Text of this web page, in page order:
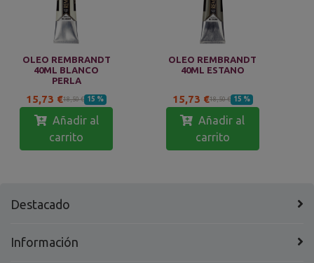
OLEO REMBRANDT
40ML BLANCO
PERLA
15,73 €18,50 € 15 %
Añadir al
carrito
OLEO REMBRANDT
40ML ESTANO
15,73 €18,50 € 15 %
Añadir al
carrito
Destacado
Información